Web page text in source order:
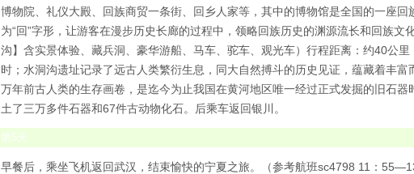
博物院、礼仪大殿、回族商贸一条街、回乡人家等，其中的博物馆是全国的一座
为“回”字形，让游客在漫步历史长廊的过程中，领略回族历史的渊源流长和回族文
沟】含实景体验、藏兵洞、豪华游船、马车、驼车、观光车）行程距离：约40公
时；水洞沟遗址记录了远古人类繁衍生息，同大自然搏斗的历史见证，蕴藏着丰
万年前古人类的生存画卷，是迄今为止我国在黄河地区唯一经过正式发掘的旧石
土了三万多件石器和67件古动物化石。后乘车返回银川。
第5天
早餐后，乘坐飞机返回武汉，结束愉快的宁夏之旅。（参考航班sc4798 11：